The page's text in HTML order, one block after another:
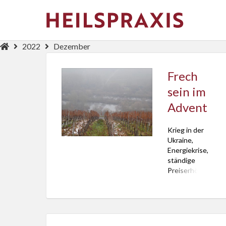
2022 Dezember
Frech
sein im
Advent
Krieg in der
Ukraine,
Energiekrise,
ständige
Preiserhöhungen.
Wie trotzdem